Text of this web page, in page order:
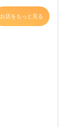
お店をもっと見る